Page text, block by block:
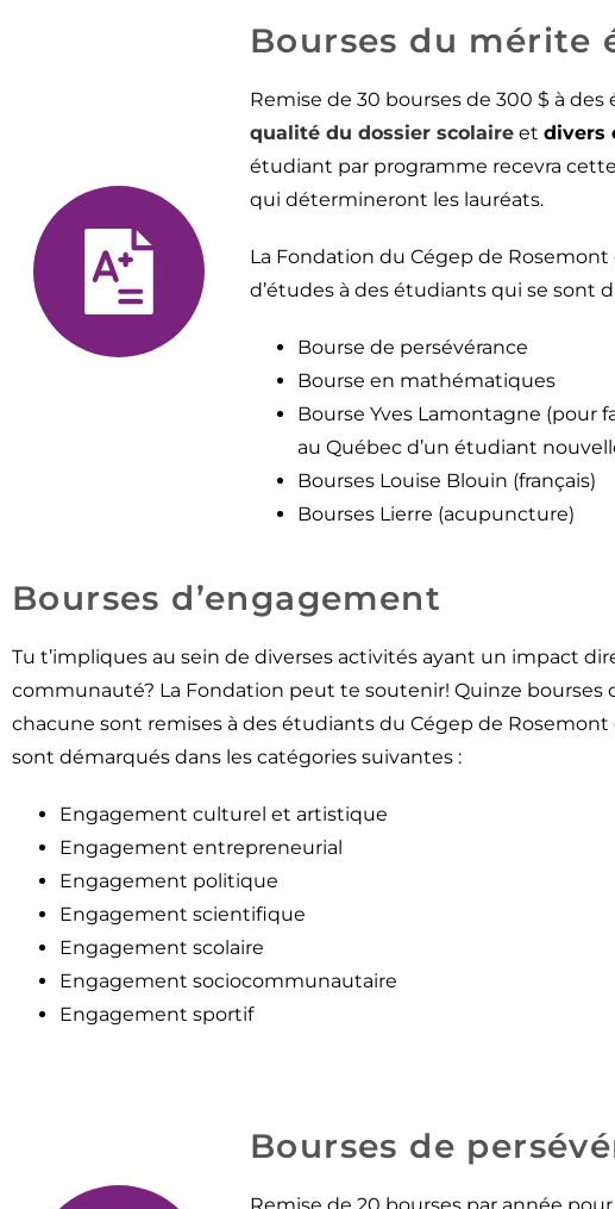
Bourses du mérite
Remise de 30 bourses de 300 $ à
qualité du dossier scolaire et divers
étudiant par programme recevra
qui détermineront les lauréats.
La Fondation du Cégep de
d’études à des étudiants qui se sont
Bourse de persévérance
Bourse en mathématiques
Bourse Yves Lamontagne (pour
au Québec d’un étudiant
Bourses Louise Blouin (français)
Bourses Lierre (acupuncture)
Bourses d’engagement
Tu t’impliques au sein de diverses activités ayant un impact
communauté? La Fondation peut te soutenir! Quinze bourses
chacune sont remises à des étudiants du Cégep de Rosemont
sont démarqués dans les catégories suivantes :
Engagement culturel et artistique
Engagement entrepreneurial
Engagement politique
Engagement scientifique
Engagement scolaire
Engagement sociocommunautaire
Engagement sportif
Bourses de